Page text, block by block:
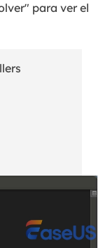
para ver el